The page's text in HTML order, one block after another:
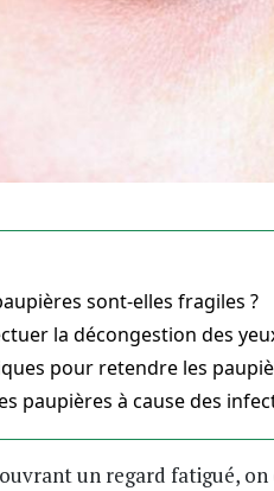
sont-elles fragiles ?
la décongestion des
pour retendre les
paupières à cause des
un regard fatigué, on